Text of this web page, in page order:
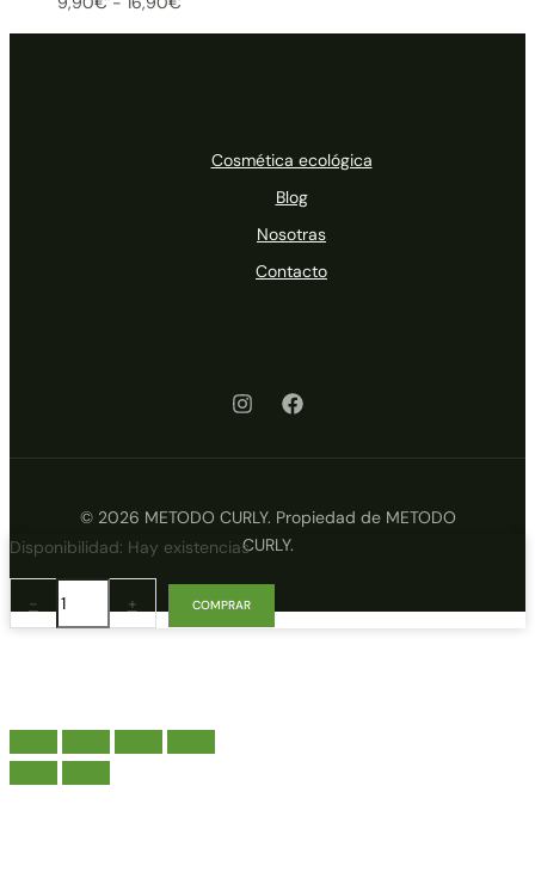
Cosmética ecológica
Blog
Nosotras
Contacto
© 2026 METODO CURLY. Propiedad de METODO
CURLY.
Disponibilidad: Hay existencias
-
Alma
Secret
Gel
Champú
cantidad
+ COMPRAR